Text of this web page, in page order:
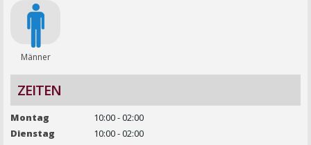
Männer
ZEITEN
Montag
10:00 - 02:00
Dienstag
10:00 - 02:00